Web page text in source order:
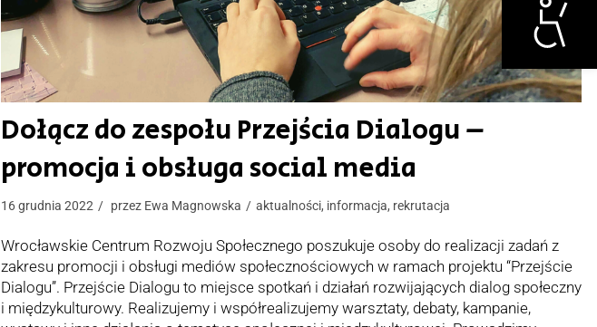
Dołącz do zespołu Przejścia Dialogu –
promocja i obsługa social media
16 grudnia 2022 przez Ewa Magnowska aktualności, informacja, rekrutacja
Wrocławskie Centrum Rozwoju Społecznego poszukuje osoby do realizacji zadań z
zakresu promocji i obsługi mediów społecznościowych w ramach projektu “Przejście
Dialogu”. Przejście Dialogu to miejsce spotkań i działań rozwijających dialog społeczny
i międzykulturowy. Realizujemy i współrealizujemy warsztaty, debaty, kampanie,